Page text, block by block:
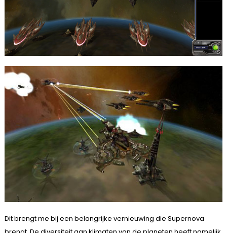
Dit brengt me bij een belangrijke vernieuwing die Supernova